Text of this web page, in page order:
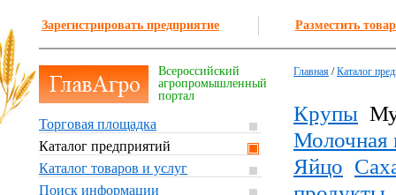
Зарегистрировать предприятие Разместить
Всероссийский
агропромышленный
портал
Торговая площадка
Каталог предприятий
Каталог товаров и услуг
Поиск информации
Главная /Каталог
Крупы
Молочная
Яйцо